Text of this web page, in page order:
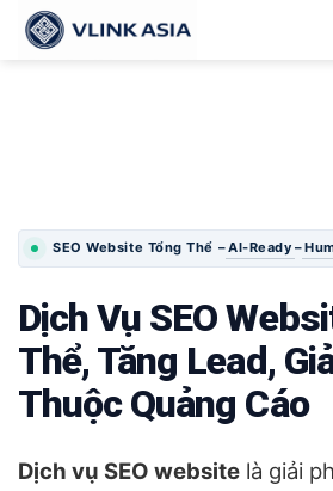
Bỏ
qua
SEO Website Tổng Thể –AI-Ready –
Dịch Vụ SEO
Thể, Tăng Lead,
Thuộc Quảng Cáo
Dịch vụ SEO website là giải